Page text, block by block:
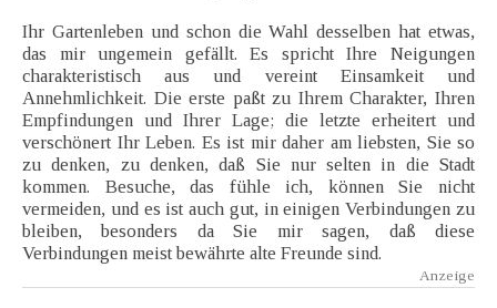
Ihr Gartenleben und schon die Wahl desselben hat etwas,
das mir ungemein gefällt. Es spricht Ihre Neigungen
charakteristisch aus und vereint Einsamkeit und
Annehmlichkeit. Die erste paßt zu Ihrem Charakter, Ihren
Empfindungen und Ihrer Lage; die letzte erheitert und
verschönert Ihr Leben. Es ist mir daher am liebsten, Sie so
zu denken, zu denken, daß Sie nur selten in die Stadt
kommen. Besuche, das fühle ich, können Sie nicht
vermeiden, und es ist auch gut, in einigen Verbindungen zu
bleiben, besonders da Sie mir sagen, daß diese
Verbindungen meist bewährte alte Freunde sind.